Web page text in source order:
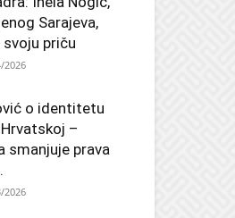
Sarajeva,
priču
2026
o identitetu
–
smanjuje prava
2026